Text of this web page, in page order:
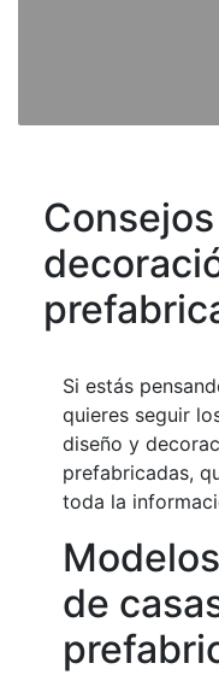
Si estás
quieres seguir
diseño y
prefabricadas,
toda la
de